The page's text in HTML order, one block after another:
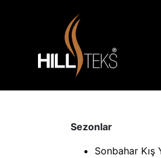
Sezonlar
Sonbahar Kış